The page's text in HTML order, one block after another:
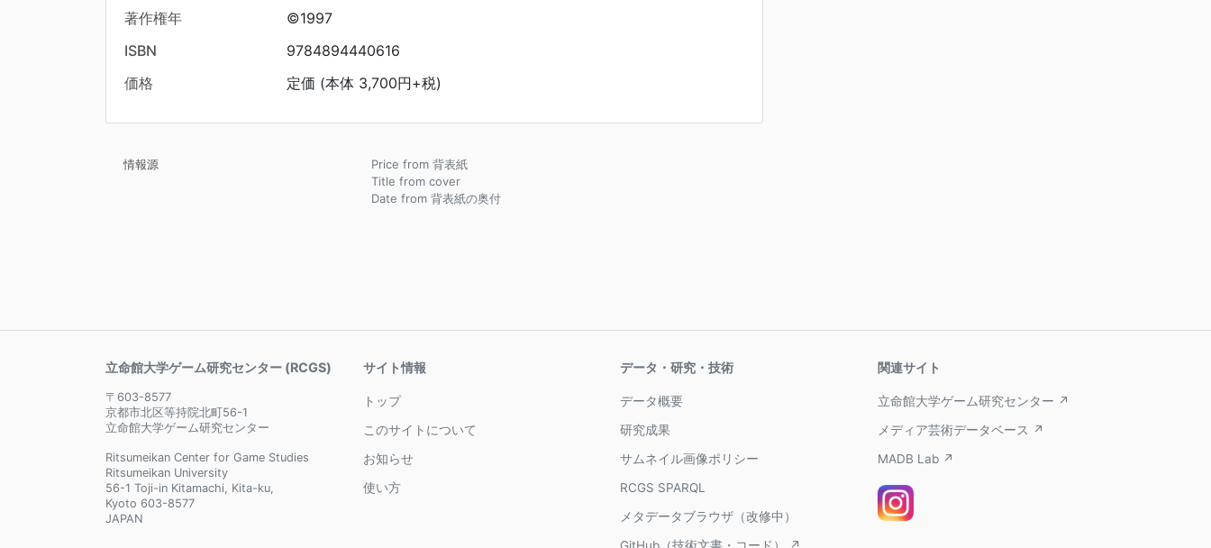
著作権年
©1997
ISBN
9784894440616
価格
定価 (本体 3,700円+税)
情報源
Price from 背表紙
Title from cover
Date from 背表紙の奥付
立命館大学ゲーム研究センター (RCGS)
〒603-8577
京都市北区等持院北町56-1
立命館大学ゲーム研究センター
Ritsumeikan Center for Game Studies
Ritsumeikan University
56-1 Toji-in Kitamachi, Kita-ku,
Kyoto 603-8577
JAPAN
サイト情報
トップ
このサイトについて
お知らせ
使い方
データ・研究・技術
データ概要
研究成果
サムネイル画像ポリシー
RCGS SPARQL
メタデータブラウザ（改修中）
関連サイト
立命館大学ゲーム研究センター ↗
メディア芸術データベース ↗
MADB Lab ↗